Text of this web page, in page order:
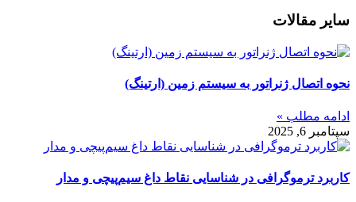
سایر مقالات
نحوه اتصال ژنراتور به سیستم زمین (ارتینگ)
ادامه مطلب »
سپتامبر 6, 2025
کاربرد ترموگرافی در شناسایی نقاط داغ سیم‌پیچی و مدار